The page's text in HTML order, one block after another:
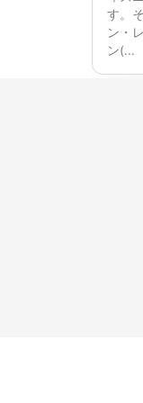
す。
ン・
ン(...